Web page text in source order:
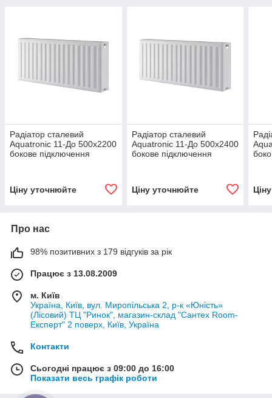
Радіатор сталевий
Aquatronic 11-До 500х2200
бокове підключення
Ціну уточнюйте
Радіатор сталевий
Aquatronic 11-До 500х2400
бокове підключення
Ціну уточнюйте
Про нас
98% позитивних з 179 відгуків за рік
Працює з 13.08.2009
м. Київ
Україна, Київ, вул. Миропільська 2, р-к «Юність»
(Лісовий) ТЦ "Ринок", магазин-склад "Сантех Room-
Експерт" 2 поверх, Київ, Україна
Контакти
Сьогодні працює з 09:00 до 16:00
Показати весь графік роботи